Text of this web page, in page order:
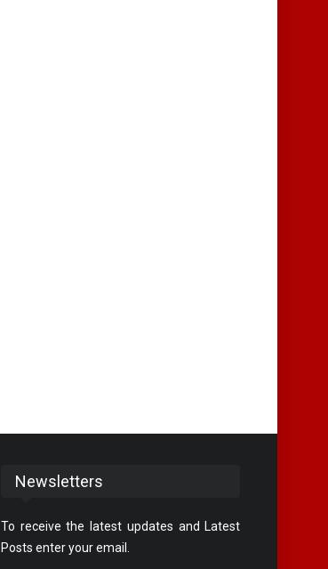
Newsletters
To receive the latest updates and Latest
Posts enter your email.